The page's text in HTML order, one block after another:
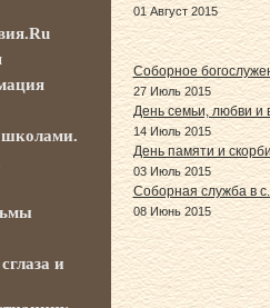
01 Август 2015
Соборное
27 Июль 2015
День семьи, любви и
14 Июль 2015
День памяти и скорби
03 Июль 2015
Соборная служба в
08 Июнь 2015
школами.
и